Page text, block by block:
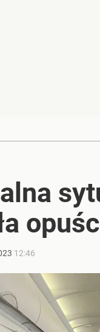
12:46